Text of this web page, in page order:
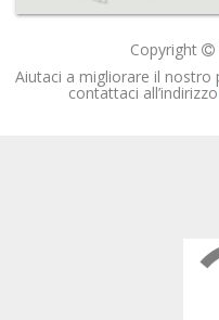
Copyright
Aiutaci a migliorare il nostro
contattaci all’indirizzo